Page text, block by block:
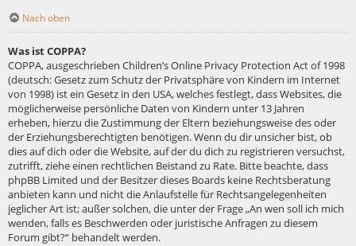
Nach oben
Was ist COPPA?
COPPA, ausgeschrieben Children’s Online Privacy Protection Act of 1998
(deutsch: Gesetz zum Schutz der Privatsphäre von Kindern im Internet
von 1998) ist ein Gesetz in den USA, welches festlegt, dass Websites, die
möglicherweise persönliche Daten von Kindern unter 13 Jahren
erheben, hierzu die Zustimmung der Eltern beziehungsweise des oder
der Erziehungsberechtigten benötigen. Wenn du dir unsicher bist, ob
dies auf dich oder die Website, auf der du dich zu registrieren versuchst,
zutrifft, ziehe einen rechtlichen Beistand zu Rate. Bitte beachte, dass
phpBB Limited und der Besitzer dieses Boards keine Rechtsberatung
anbieten kann und nicht die Anlaufstelle für Rechtsangelegenheiten
jeglicher Art ist; außer solchen, die unter der Frage „An wen soll ich mich
wenden, falls es Beschwerden oder juristische Anfragen zu diesem
Forum gibt?“ behandelt werden.